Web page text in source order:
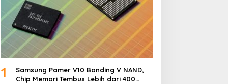
1
Samsung Pamer V10 Bonding V NAND,
Chip Memori Tembus Lebih dari 400